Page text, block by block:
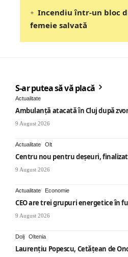
Incendiu într-un bloc
femeie salvată
S-ar putea să vă placă
Actualitate
Ambulanță atacată în Cluj după
9 August 2026
Actualitate Olt
Centru nou pentru deșeuri, finalizat
9 August 2026
Actualitate Economie
CEO are trei grupuri energetice în
9 August 2026
Dolj Oltenia
Laurențiu Popescu, Cetățean de